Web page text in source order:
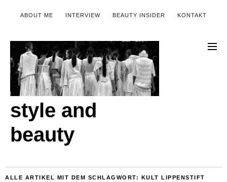
ABOUT ME INTERVIEW BEAUTY INSIDER KONTAKT
style and
beauty
ALLE ARTIKEL MIT DEM SCHLAGWORT: KULT LIPPENSTIFT